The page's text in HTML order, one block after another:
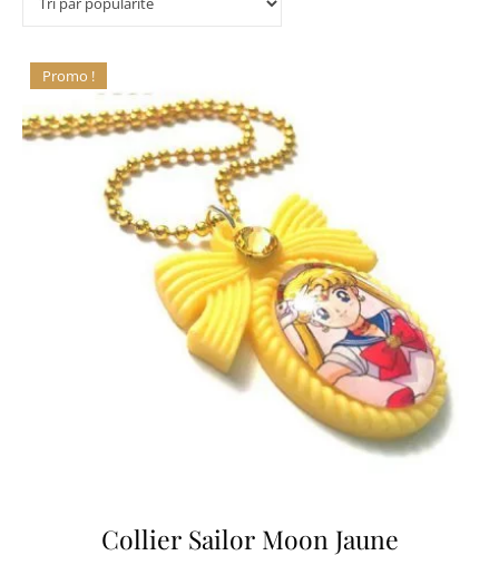
Promo !
Collier Sailor Moon Jaune